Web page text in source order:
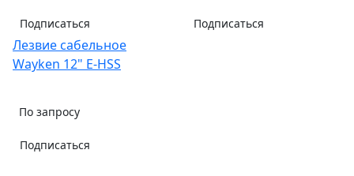
Подписаться Подписаться
Лезвие сабельное
Wayken 12" E-HSS
По запросу
Подписаться